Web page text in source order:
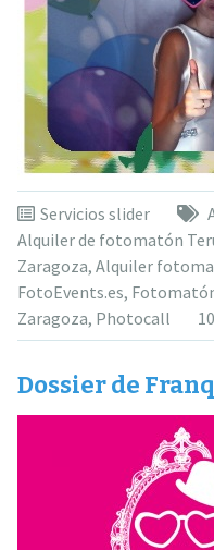
Servicios slider
Alquiler de fotomatón
Zaragoza, Alquiler
FotoEvents.es,
Zaragoza, Photocall
Dossier de